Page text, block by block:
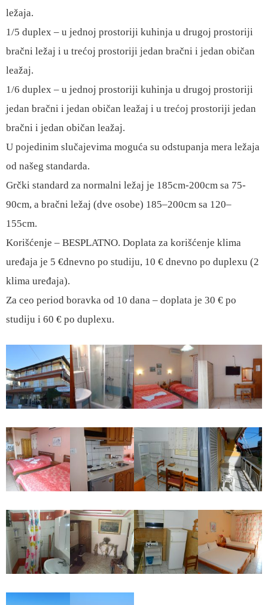
ležaja.
1/5 duplex – u jednoj prostoriji kuhinja u drugoj prostoriji
bračni ležaj i u trećoj prostoriji jedan bračni i jedan običan
leažaj.
1/6 duplex – u jednoj prostoriji kuhinja u drugoj prostoriji
jedan bračni i jedan običan leažaj i u trećoj prostoriji jedan
bračni i jedan običan leažaj.
U pojedinim slučajevima moguća su odstupanja mera ležaja
od našeg standarda.
Grčki standard za normalni ležaj je 185cm-200cm sa 75-
90cm, a bračni ležaj (dve osobe) 185–200cm sa 120–
155cm.
Korišćenje – BESPLATNO. Doplata za korišćenje klima
uređaja je 5 €dnevno po studiju, 10 € dnevno po duplexu (2
klima uređaja).
Za ceo period boravka od 10 dana – doplata je 30 € po
studiju i 60 € po duplexu.